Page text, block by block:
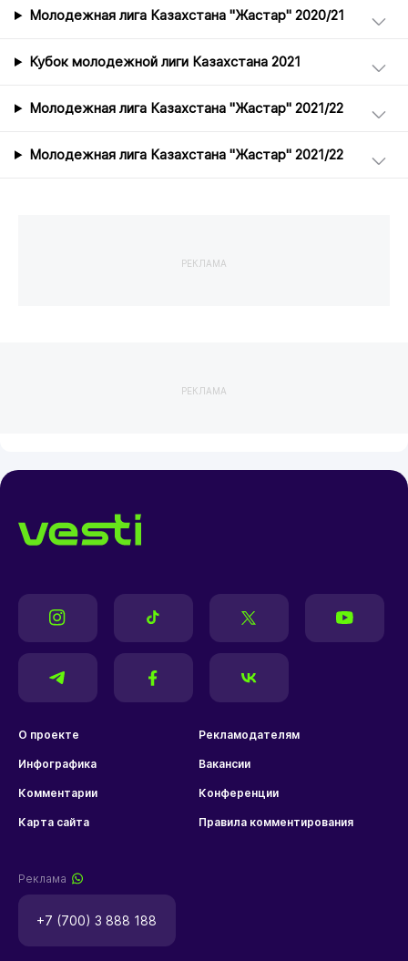
Молодежная лига Казахстана "Жастар" 2020/21
Кубок молодежной лиги Казахстана 2021
Молодежная лига Казахстана "Жастар" 2021/22
Молодежная лига Казахстана "Жастар" 2021/22
РЕКЛАМА
РЕКЛАМА
О проекте Рекламодателям
Инфографика Вакансии
Комментарии Конференции
Карта сайта Правила комментирования
Реклама
+7 (700) 3 888 188